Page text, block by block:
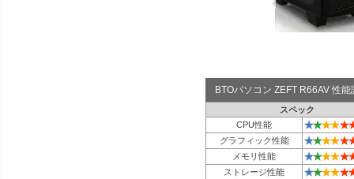
BTOパソコン ZEFT R66AV 性
スペック
CPU性能
★★★★★
グラフィック性能 ★★★★★
メモリ性能 ★★★★★
ストレージ性能 ★★★★★